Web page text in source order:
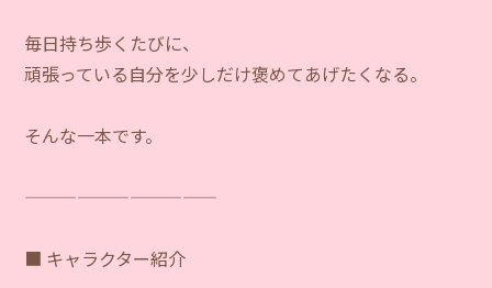
毎日持ち歩くたびに、
頑張っている自分を少しだけ褒めてあげたくなる。
そんな一本です。
―――――――――――
■ キャラクター紹介